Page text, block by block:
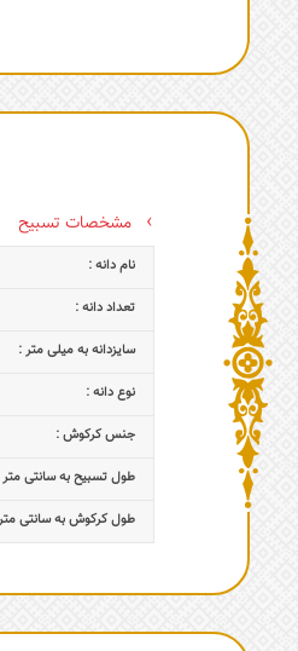
مشخصات تسبیح
نام دانه :
تعداد دانه :
سایزدانه به میلی متر :
نوع دانه :
جنس کرکوش :
طول تسبیح به سانتی
طول کرکوش به سانتی